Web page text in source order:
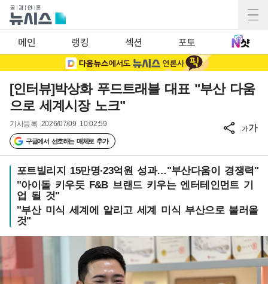
메인 랭킹 섹션 포토
[인터뷰]박상화 푸드트래블 대표 "부산 다움
으로 세계시장 노크"
기사등록 2026/07/09 10:02:59
구글에서 선호하는 매체로 추가
가가
포트빌리지 15만명·23억원 성과…"부산다움이 경쟁력"
"아이돌 키우듯 F&B 브랜드 키우는 엔터테인먼트 기
업 될 것"
"부산 미식 세계에 알리고 세계 미식 부산으로 불러올
것"